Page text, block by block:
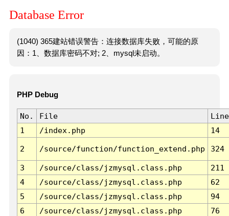
Database Error
(1040) 365建站错误警告：连接数据库失败，可能的原
因：1、数据库密码不对; 2、mysql未启动。
PHP Debug
No. File
Line
1
/index.php 14
2 /source/function/function_extend.php 324
3 /source/class/jzmysql.class.php
211
4
/source/class/jzmysql.class.php
62
5
/source/class/jzmysql.class.php
94
6
/source/class/jzmysql.class.php 76